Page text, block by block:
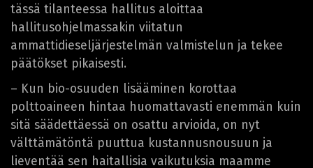
tässä tilanteessa hallitus aloittaa
hallitusohjelmassakin viitatun
ammattidieseljärjestelmän valmistelun ja tekee
päätökset pikaisesti.
– Kun bio-osuuden lisääminen korottaa
polttoaineen hintaa huomattavasti enemmän kuin
sitä säädettäessä on osattu arvioida, on nyt
välttämätöntä puuttua kustannusnousuun ja
lieventää sen haitallisia vaikutuksia maamme